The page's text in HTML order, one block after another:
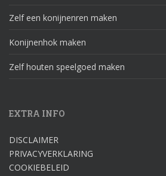
Zelf een konijnenren maken
Konijnenhok maken
Zelf houten speelgoed maken
EXTRA INFO
DISCLAIMER
PRIVACYVERKLARING
COOKIEBELEID